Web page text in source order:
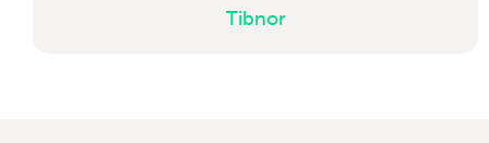
Tibnor